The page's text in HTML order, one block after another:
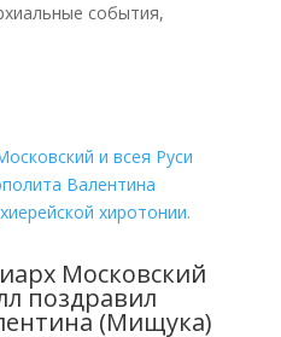
события,
Московский
поздравил
(Мищука)